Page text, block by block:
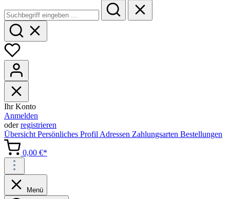
Ihr Konto
Anmelden
oderregistrieren
Übersicht Persönliches Profil Adressen Zahlungsarten Bestellungen
0,00 €*
Menü